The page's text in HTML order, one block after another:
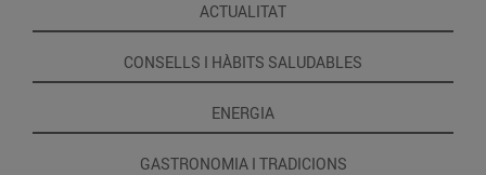
ACTUALITAT
CONSELLS I HÀBITS SALUDABLES
ENERGIA
GASTRONOMIA I TRADICIONS